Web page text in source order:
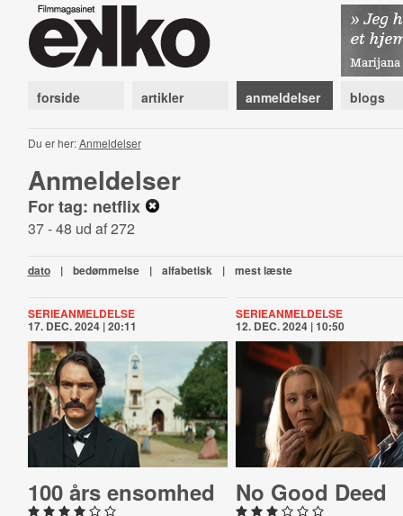
forside artikler anmeldelser blogs
Du er her:Anmeldelser
Anmeldelser
For tag: netflix
37 - 48 ud af 272
dato | bedømmelse | alfabetisk | mest læste
SERIEANMELDELSE
17. DEC. 2024 | 20:11
100 års ensomhed
SERIEANMELDELSE
12. DEC. 2024 | 10:50
No Good Deed